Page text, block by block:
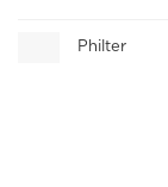
Philter